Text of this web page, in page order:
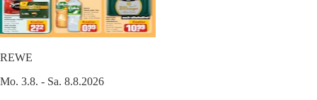
REWE
Mo. 3.8. - Sa. 8.8.2026